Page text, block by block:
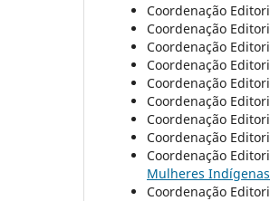
Coordenação
Coordenação
Coordenação
Coordenação
Coordenação
Coordenação
Coordenação
Coordenação
Coordenação
Mulheres Indígenas
Coordenação